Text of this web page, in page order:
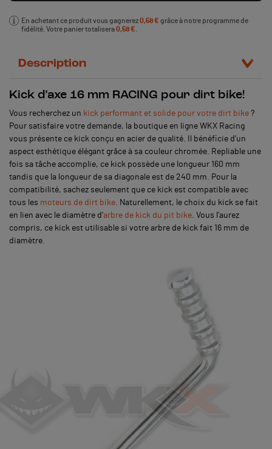
En achetant ce produit vous gagnerez0,68 € grâce à notre programme de
fidélité. Votre panier totalisera0,68 €
Description
Kick d’axe 16 mm RACING pour dirt bike!
Vous recherchez un kick performant et solide pour votre dirt bike ?
Pour satisfaire votre demande, la boutique en ligne WKX Racing
vous présente ce kick conçu en acier de qualité. Il bénéficie d’un
aspect esthétique élégant grâce à sa couleur chromée. Repliable une
fois sa tâche accomplie, ce kick possède une longueur 160 mm
tandis que la longueur de sa diagonale est de 240 mm. Pour la
compatibilité, sachez seulement que ce kick est compatible avec
tous les moteurs de dirt bike . Naturellement, le choix du kick se fait
en lien avec le diamètre d’arbre de kick du pit bike . Vous l’aurez
compris, ce kick est utilisable si votre arbre de kick fait 16 mm de
diamètre.